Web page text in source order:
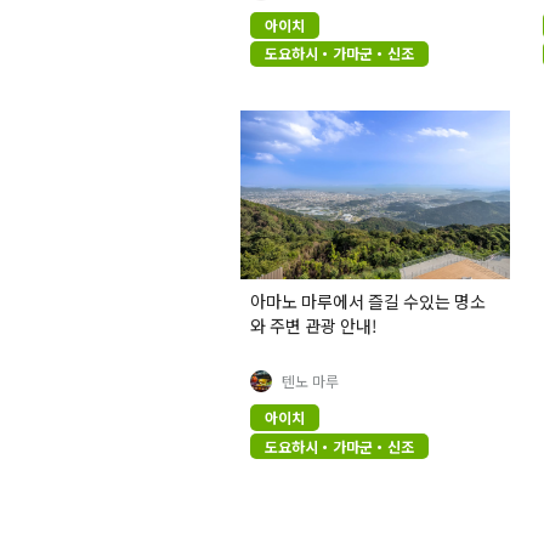
아이치
도요하시・가마군・신조
아마노 마루에서 즐길 수있는 명소
와 주변 관광 안내!
텐노 마루
아이치
도요하시・가마군・신조